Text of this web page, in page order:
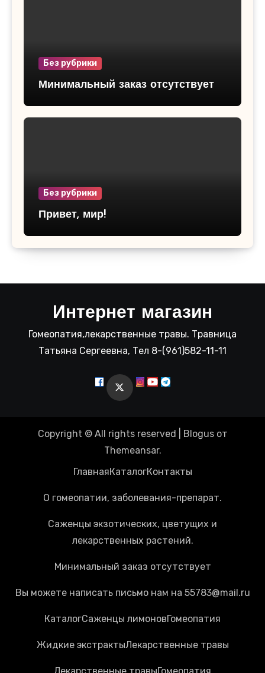
Без рубрики
Минимальный заказ отсутствует
Без рубрики
Привет, мир!
Интернет магазин
Гомеопатия,лекарственные травы. Травница
Татьяна Сергеевна, Тел 8-(961)582-11-11
Copyright © All rights reserved Blogusот
Themeansar.
ГлавнаяКаталогКонтакты
О гомеопатии, заболевания-препарат.
Саженцы экзотических, цветущих и
лекарственных растений.
Минимальный заказ отсутствует
Вы можете написать письмо нам на 55783@mail.ru
КаталогCаженцы лимоновГомеопатия
Жидкие экстрактыЛекарственные травы